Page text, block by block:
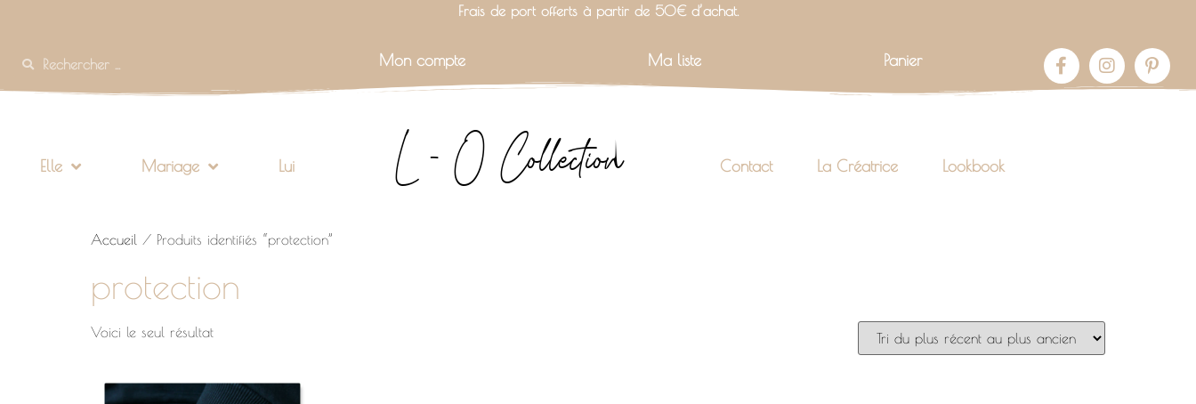
Frais de port offerts à partir de 50€ d’achat.
Mon compte Ma liste Panier
Elle Mariage Lui L - O Collection Contact La Créatrice Lookbook
Accueil / Produits identifiés “protection”
protection
Voici le seul résultat